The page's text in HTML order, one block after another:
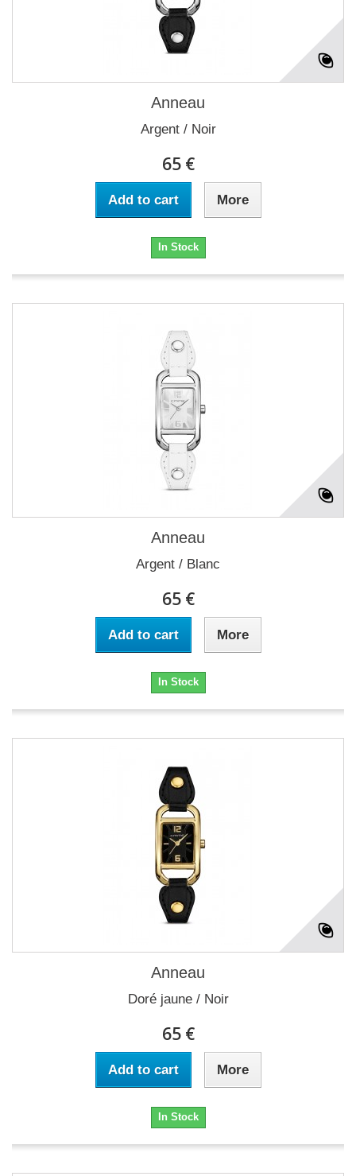
Anneau
Argent / Noir
65 €
Add to cart More
In Stock
Anneau
Argent / Blanc
65 €
Add to cart More
In Stock
Anneau
Doré jaune / Noir
65 €
Add to cart More
In Stock